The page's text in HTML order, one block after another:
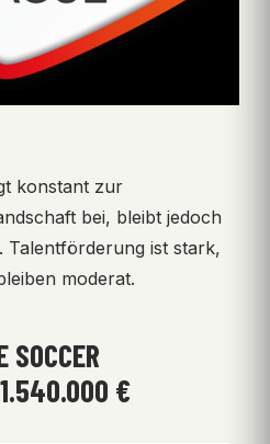
konstant zur
bei, bleibt jedoch
Talentförderung ist stark,
moderat.
SOCCER
€